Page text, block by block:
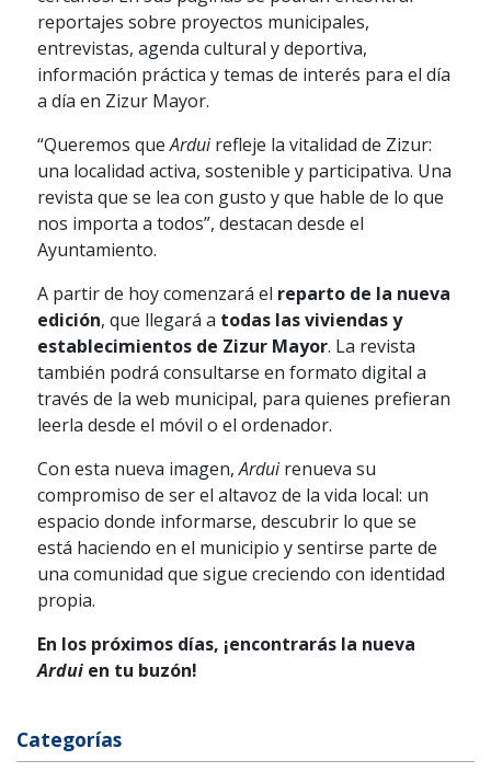
reportajes sobre proyectos municipales,
entrevistas, agenda cultural y deportiva,
información práctica y temas de interés para el día
a día en Zizur Mayor.
“Queremos queArduirefleje la vitalidad de Zizur:
una localidad activa, sostenible y participativa. Una
revista que se lea con gusto y que hable de lo que
nos importa a todos”, destacan desde el
Ayuntamiento.
A partir de hoy comenzará el reparto de la nueva
edición, que llegará a todas las viviendas y
establecimientos de Zizur Mayor. La revista
también podrá consultarse en formato digital a
través de la web municipal, para quienes prefieran
leerla desde el móvil o el ordenador.
Con esta nueva imagen,Arduirenueva su
compromiso de ser el altavoz de la vida local: un
espacio donde informarse, descubrir lo que se
está haciendo en el municipio y sentirse parte de
una comunidad que sigue creciendo con identidad
propia.
En los próximos días, ¡encontrarás la nueva
Arduien tu buzón!
Categorías